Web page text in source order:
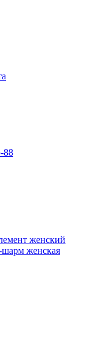
88
женcкий
шарм женская